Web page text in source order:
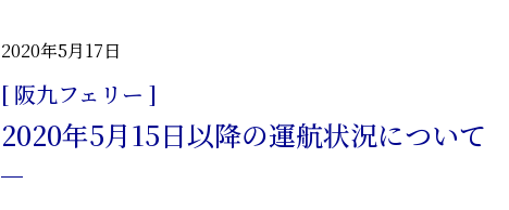
2020年5月17日
[ 阪九フェリー ]
2020年5月15日以降の運航状況について